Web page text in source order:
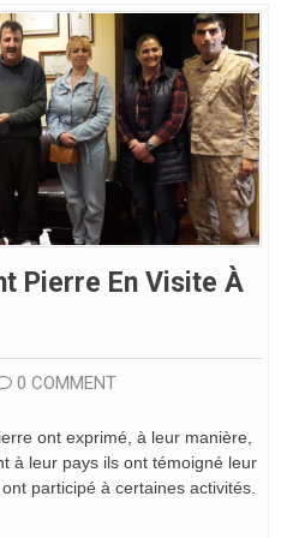
Pierre En Visite À
0 COMMENT
ont exprimé, à leur manière,
à leur pays ils ont témoigné leur
participé à certaines activités.